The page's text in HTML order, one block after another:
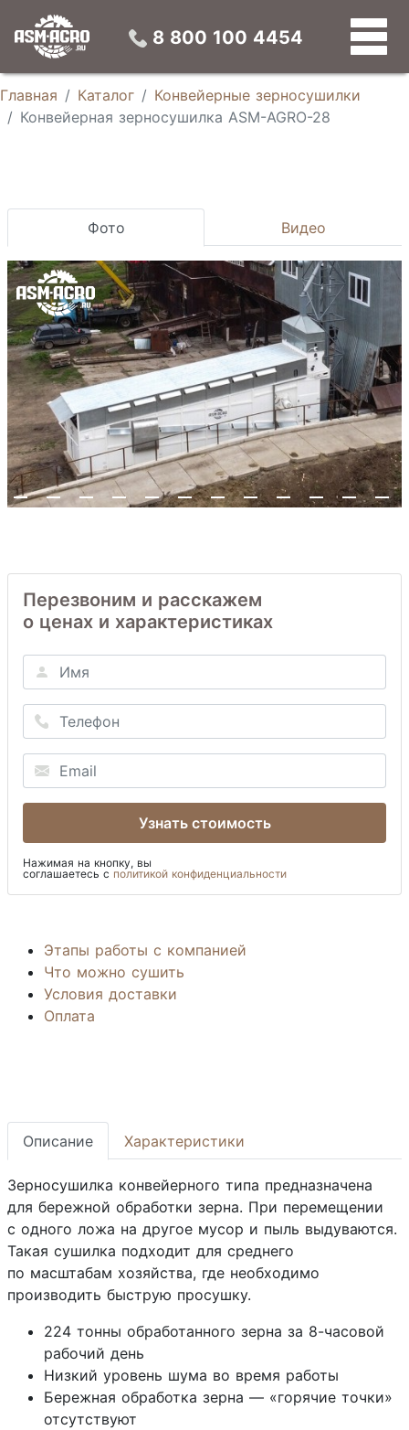
8 800 100 4454
Главная Каталог
Конвейерные зерносушилки
Конвейерная зерносушилка ASM-AGRO-28
Фото Видео
Перезвоним и расскажем
о ценах и характеристиках
Узнать стоимость
Нажимая на кнопку, вы
соглашаетесь с политикой конфиденциальности
Этапы работы с компанией
Что можно сушить
Условия доставки
Оплата
Описание Характеристики
Зерносушилка конвейерного типа предназначена
для бережной обработки зерна. При перемещении
с одного ложа на другое мусор и пыль выдуваются.
Такая сушилка подходит для среднего
по масштабам хозяйства, где необходимо
производить быструю просушку.
224 тонны обработанного зерна за 8-часовой
рабочий день
Низкий уровень шума во время работы
Бережная обработка зерна — «горячие точки»
отсутствуют